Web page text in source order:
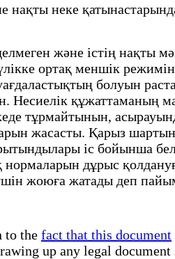
неке
және істің
ортақ меншік
болуын
Несиелік
тұрмайтынын,
жасасты. Қарыз
іс бойынша
дұрыс
жоюға жатады деп
to the fact that this document
up any legal